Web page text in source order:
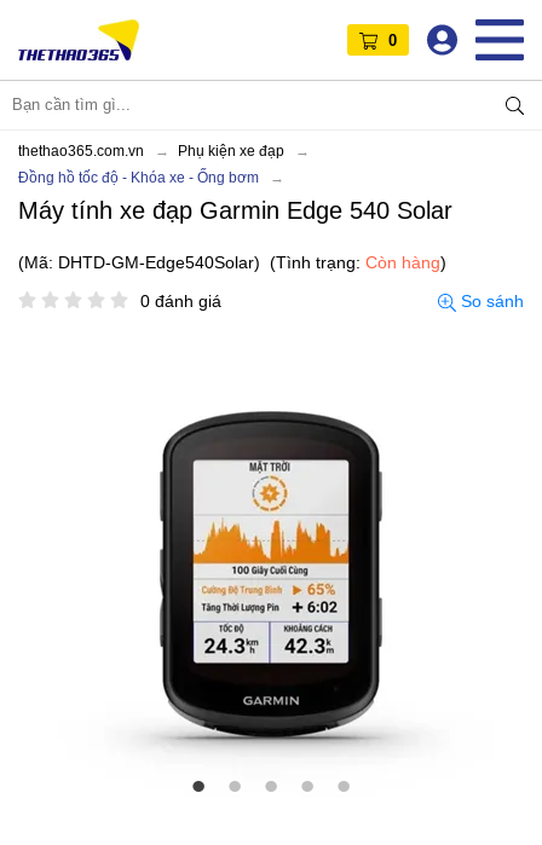
0
thethao365.com.vn
Phụ kiện xe đạp
Đồng hồ tốc độ - Khóa xe - Ống bơm
Máy tính xe đạp Garmin Edge 540 Solar
(Mã: DHTD-GM-Edge540Solar) (Tình trạng: Còn hàng)
0 đánh giá
So sánh